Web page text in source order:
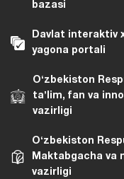
bazasi
Davlat interaktiv
yagona portali
Oʻzbekiston
taʼlim, fan va
vazirligi
Oʻzbekiston
Maktabgacha va
vazirligi